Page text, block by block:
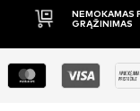
NEMOKAMAS
GRĄŽINIMAS